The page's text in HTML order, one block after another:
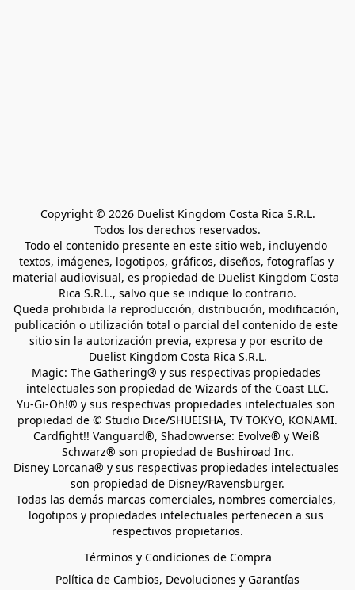
Copyright © 2026 Duelist Kingdom Costa Rica S.R.L.
Todos los derechos reservados.
Todo el contenido presente en este sitio web, incluyendo
textos, imágenes, logotipos, gráficos, diseños, fotografías y
material audiovisual, es propiedad de Duelist Kingdom Costa
Rica S.R.L., salvo que se indique lo contrario.
Queda prohibida la reproducción, distribución, modificación,
publicación o utilización total o parcial del contenido de este
sitio sin la autorización previa, expresa y por escrito de
Duelist Kingdom Costa Rica S.R.L.
Magic: The Gathering® y sus respectivas propiedades
intelectuales son propiedad de Wizards of the Coast LLC.
Yu-Gi-Oh!® y sus respectivas propiedades intelectuales son
propiedad de © Studio Dice/SHUEISHA, TV TOKYO, KONAMI.
Cardfight!! Vanguard®, Shadowverse: Evolve® y Weiß
Schwarz® son propiedad de Bushiroad Inc.
Disney Lorcana® y sus respectivas propiedades intelectuales
son propiedad de Disney/Ravensburger.
Todas las demás marcas comerciales, nombres comerciales,
logotipos y propiedades intelectuales pertenecen a sus
respectivos propietarios.
Términos y Condiciones de Compra
Política de Cambios, Devoluciones y Garantías